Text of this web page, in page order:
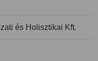
és Holisztikai Kft.